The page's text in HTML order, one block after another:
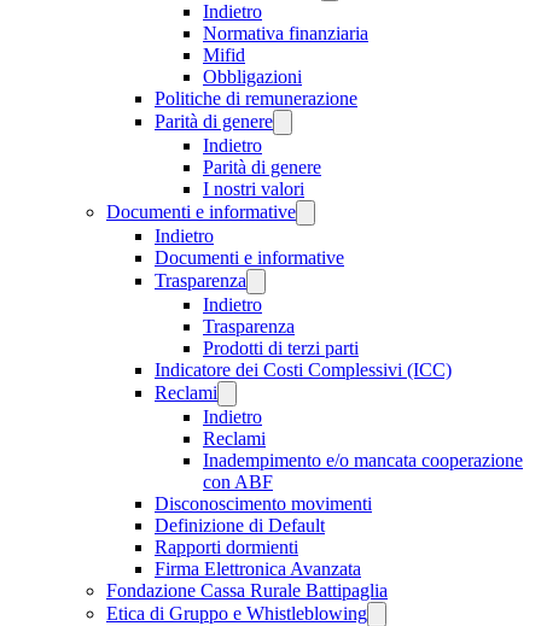
Indietro
Normativa finanziaria
Mifid
Obbligazioni
Politiche di remunerazione
Parità di genere
Indietro
Parità di genere
I nostri valori
Documenti e informative
Indietro
Documenti e informative
Trasparenza
Indietro
Trasparenza
Prodotti di terzi parti
Indicatore dei Costi Complessivi (ICC)
Reclami
Indietro
Reclami
Inadempimento e/o mancata cooperazione
con ABF
Disconoscimento movimenti
Definizione di Default
Rapporti dormienti
Firma Elettronica Avanzata
Fondazione Cassa Rurale Battipaglia
Etica di Gruppo e Whistleblowing